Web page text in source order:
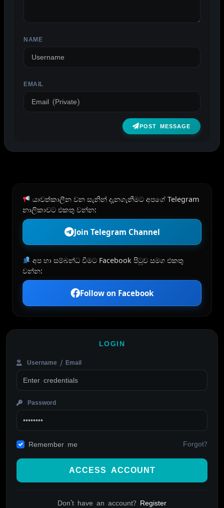
NAME
EMAIL
POST MESSAGE
යාවත්කාලීන වන සැනින් දැනගැනීමට අපගේ Telegram
නාලිකාවට එකතු වන්න:
Join Telegram Channel
අප හා සම්බන්ධ වීමට Facebook පිටුව සමග එකතු
වන්න:
Follow on Facebook
LOGIN
Username / Email
Password
Remember me Forgot?
ACCESS ACCOUNT
Don't have an account? Register